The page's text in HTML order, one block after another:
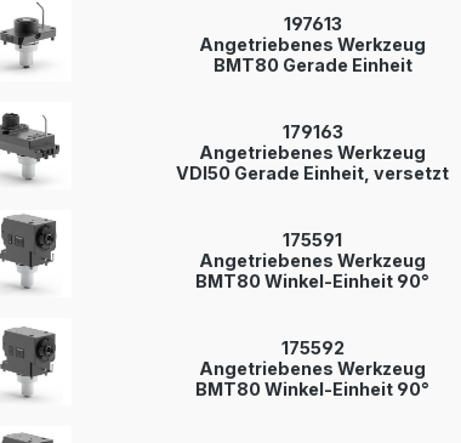
197613
Angetriebenes Werkzeug
BMT80 Gerade Einheit
179163
Angetriebenes Werkzeug
VDI50 Gerade Einheit, versetzt
175591
Angetriebenes Werkzeug
BMT80 Winkel-Einheit 90°
175592
Angetriebenes Werkzeug
BMT80 Winkel-Einheit 90°